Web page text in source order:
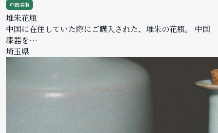
中国美術
堆朱花瓶
中国に在住していた際にご購入された、堆朱の花瓶。 中国
漆器を…
埼玉県